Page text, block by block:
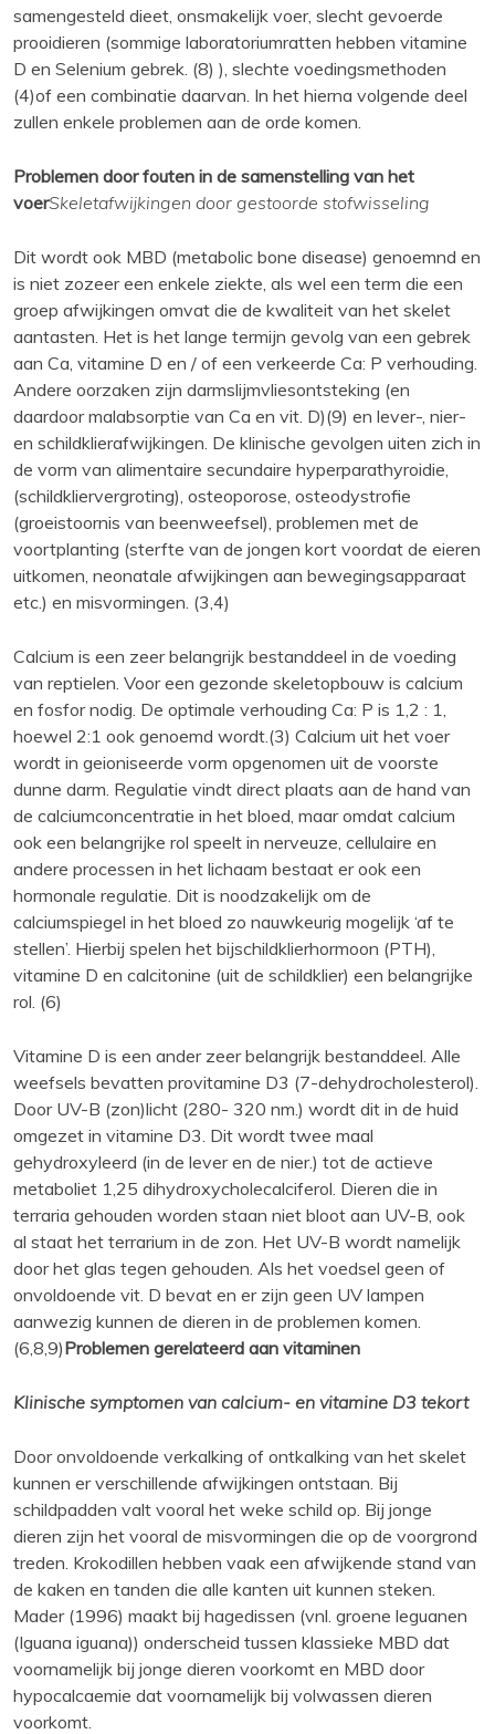
samengesteld dieet, onsmakelijk voer, slecht gevoerde
prooidieren (sommige laboratoriumratten hebben vitamine
D en Selenium gebrek. (8) ), slechte voedingsmethoden
(4)of een combinatie daarvan. In het hierna volgende deel
zullen enkele problemen aan de orde komen.
Problemen door fouten in de samenstelling van het
voerSkeletafwijkingen door gestoorde stofwisseling
Dit wordt ook MBD (metabolic bone disease) genoemnd en
is niet zozeer een enkele ziekte, als wel een term die een
groep afwijkingen omvat die de kwaliteit van het skelet
aantasten. Het is het lange termijn gevolg van een gebrek
aan Ca, vitamine D en / of een verkeerde Ca: P verhouding.
Andere oorzaken zijn darmslijmvliesontsteking (en
daardoor malabsorptie van Ca en vit. D)(9) en lever-, nier-
en schildklierafwijkingen. De klinische gevolgen uiten zich in
de vorm van alimentaire secundaire hyperparathyroidie,
(schildkliervergroting), osteoporose, osteodystrofie
(groeistoornis van beenweefsel), problemen met de
voortplanting (sterfte van de jongen kort voordat de eieren
uitkomen, neonatale afwijkingen aan bewegingsapparaat
etc.) en misvormingen. (3,4)
Calcium is een zeer belangrijk bestanddeel in de voeding
van reptielen. Voor een gezonde skeletopbouw is calcium
en fosfor nodig. De optimale verhouding Ca: P is 1,2 : 1,
hoewel 2:1 ook genoemd wordt.(3) Calcium uit het voer
wordt in geioniseerde vorm opgenomen uit de voorste
dunne darm. Regulatie vindt direct plaats aan de hand van
de calciumconcentratie in het bloed, maar omdat calcium
ook een belangrijke rol speelt in nerveuze, cellulaire en
andere processen in het lichaam bestaat er ook een
hormonale regulatie. Dit is noodzakelijk om de
calciumspiegel in het bloed zo nauwkeurig mogelijk ‘af te
stellen’. Hierbij spelen het bijschildklierhormoon (PTH),
vitamine D en calcitonine (uit de schildklier) een belangrijke
rol. (6)
Vitamine D is een ander zeer belangrijk bestanddeel. Alle
weefsels bevatten provitamine D3 (7-dehydrocholesterol).
Door UV-B (zon)licht (280- 320 nm.) wordt dit in de huid
omgezet in vitamine D3. Dit wordt twee maal
gehydroxyleerd (in de lever en de nier.) tot de actieve
metaboliet 1,25 dihydroxycholecalciferol. Dieren die in
terraria gehouden worden staan niet bloot aan UV-B, ook
al staat het terrarium in de zon. Het UV-B wordt namelijk
door het glas tegen gehouden. Als het voedsel geen of
onvoldoende vit. D bevat en er zijn geen UV lampen
aanwezig kunnen de dieren in de problemen komen.
(6,8,9)Problemen gerelateerd aan vitaminen
Klinische symptomen van calcium- en vitamine D3 tekort
Door onvoldoende verkalking of ontkalking van het skelet
kunnen er verschillende afwijkingen ontstaan. Bij
schildpadden valt vooral het weke schild op. Bij jonge
dieren zijn het vooral de misvormingen die op de voorgrond
treden. Krokodillen hebben vaak een afwijkende stand van
de kaken en tanden die alle kanten uit kunnen steken.
Mader (1996) maakt bij hagedissen (vnl. groene leguanen
(Iguana iguana)) onderscheid tussen klassieke MBD dat
voornamelijk bij jonge dieren voorkomt en MBD door
hypocalcaemie dat voornamelijk bij volwassen dieren
voorkomt.